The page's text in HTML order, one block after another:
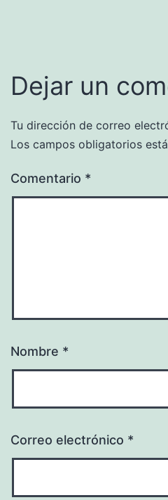
Dejar un
Tu dirección de correo
Los campos obligatorios
Comentario *
Nombre *
Correo electrónico *